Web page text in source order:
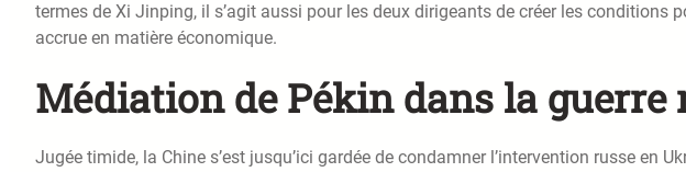
termes de Xi Jinping, il s’agit aussi pour les deux dirigeants de créer les conditions
accrue en matière économique.
Médiation de Pékin dans la
Jugée timide, la Chine s’est jusqu’ici gardée de condamner l’intervention russe en